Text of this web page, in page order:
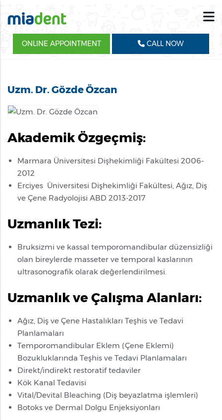
ONLINE APPOINTMENT CALL NOW
Uzm. Dr. Gözde Özcan
Akademik Özgeçmiş:
Marmara Üniversitesi Dişhekimliği Fakültesi 2006-
2012
Erciyes Üniversitesi Dişhekimliği Fakültesi, Ağız, Diş
ve Çene Radyolojisi ABD 2013-2017
Uzmanlık Tezi:
Bruksizmi ve kassal temporomandibular düzensizliği
olan bireylerde masseter ve temporal kaslarının
ultrasonografik olarak değerlendirilmesi.
Uzmanlık ve Çalışma Alanları:
Ağız, Diş ve Çene Hastalıkları Teşhis ve Tedavi
Planlamaları
Temporomandibular Eklem (Çene Eklemi)
Bozukluklarında Teşhis ve Tedavi Planlamaları
Direkt/indirekt restoratif tedaviler
Kök Kanal Tedavisi
Vital/Devital Bleaching (Diş beyazlatma işlemleri)
Botoks ve Dermal Dolgu Enjeksiyonları